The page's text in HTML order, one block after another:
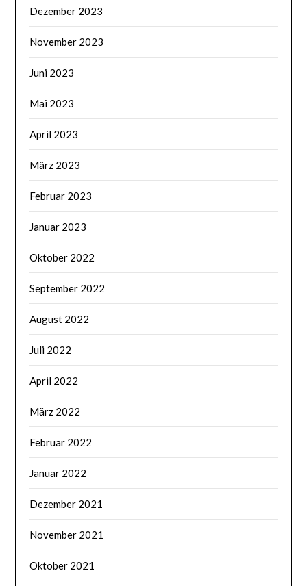
Dezember 2023
November 2023
Juni 2023
Mai 2023
April 2023
März 2023
Februar 2023
Januar 2023
Oktober 2022
September 2022
August 2022
Juli 2022
April 2022
März 2022
Februar 2022
Januar 2022
Dezember 2021
November 2021
Oktober 2021